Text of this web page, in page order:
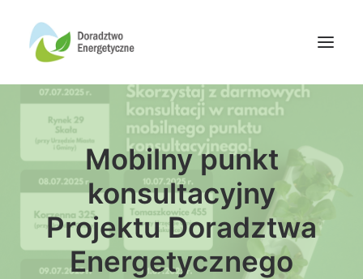
Oferta doradców
Aktualności
Wydarzenia
Oferta finansowania
Wiedza
Mobilny punkt
konsultacyjny
Projektu Doradztwa
Energetycznego